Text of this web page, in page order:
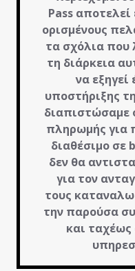
Pass
ορισμένους
τα σχόλια που
τη διάρκεια
να εξηγεί
υποστήριξης
διαπιστώσαμε
πληρωμής για
διαθέσιμο σε
δεν θα
για τον
τους
την παρούσα
και